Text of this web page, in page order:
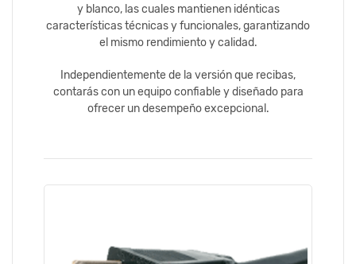
y blanco, las cuales mantienen idénticas
características técnicas y funcionales, garantizando
el mismo rendimiento y calidad.
Independientemente de la versión que recibas,
contarás con un equipo confiable y diseñado para
ofrecer un desempeño excepcional.